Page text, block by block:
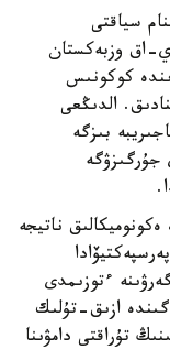
سياقتى
اق وزبەكستان
كوكونىس
الدىڭعى
بىزگە
جۇرگىزۋگە
ناتيجە
ءتوزىمدى
ازىق-تۇلىك
تۇراقتى دامۋىنا